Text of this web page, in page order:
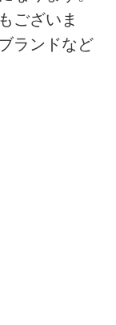
ございま
ランドなど